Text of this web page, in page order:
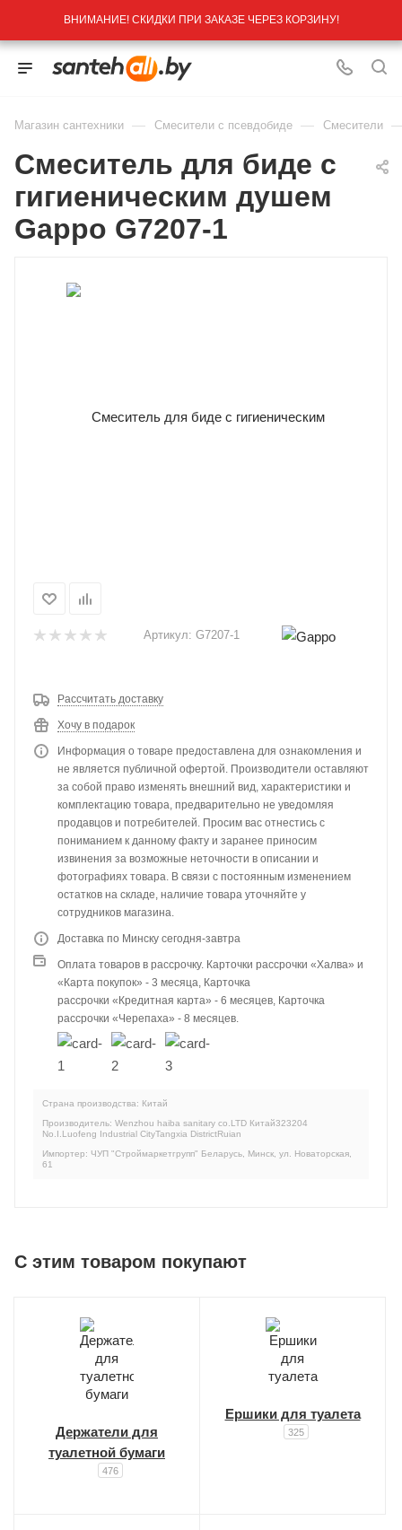
ВНИМАНИЕ! СКИДКИ ПРИ ЗАКАЗЕ ЧЕРЕЗ КОРЗИНУ!
Магазин сантехники — Смесители с псевдобиде — Смесители
Смеситель для биде с
гигиеническим душем
Gappo G7207-1
Артикул: G7207-1
Рассчитать доставку
Хочу в подарок
Информация о товаре предоставлена для ознакомления и
не является публичной офертой. Производители оставляют
за собой право изменять внешний вид, характеристики и
комплектацию товара, предварительно не уведомляя
продавцов и потребителей. Просим вас отнестись с
пониманием к данному факту и заранее приносим
извинения за возможные неточности в описании и
фотографиях товара. В связи с постоянным изменением
остатков на складе, наличие товара уточняйте у
сотрудников магазина.
Доставка по Минску сегодня-завтра
Оплата товаров в рассрочку. Карточки рассрочки «Халва» и
«Карта покупок» - 3 месяца, Карточка
рассрочки «Кредитная карта» - 6 месяцев, Карточка
рассрочки «Черепаха» - 8 месяцев.
Страна производства: Китай
Производитель: Wenzhou haiba sanitary co.LTD Китай323204
No.I.Luofeng Industrial CityTangxia DistrictRuian
Импортер: ЧУП "Строймаркетгрупп" Беларусь, Минск, ул. Новаторская,
61
C этим товаром покупают
Держатели для
туалетной бумаги
476
Ершики для туалета
325